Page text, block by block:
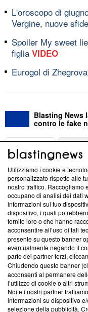
L'oroscopo di
Vergine, nuove
Spoiler My sweet
figlia VIDEO
Eurogol di
Blasting News
contro le fake
ABOUT
Questa sezione offre
News, sui nostri
creare news di qualità.
‘Trust Project - News
ancora membro del
parte; Trust Project
conformità agli
Su di noi
Team editoriale
Corporate
Utilizziamo i cookie e
personalizzato rispetto alle
nostro traffico. Raccogliamo
occupano di analisi dei dati
informazioni sul tuo
dispositivo, i quali
fornito loro o che hanno
acconsentire all’uso di tali
presente su questo banner
eventualmente negando il
parte dei partner terzi,
Chiudendo questo banner
acconsenti al permanere
l’utilizzo di cookie o altri
Noi e i nostri partner
informazioni su dispositivo
selezione della pubblicità.